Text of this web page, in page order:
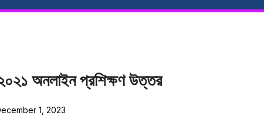
অনলাইন প্রশিক্ষণ উত্তর
1, 2023